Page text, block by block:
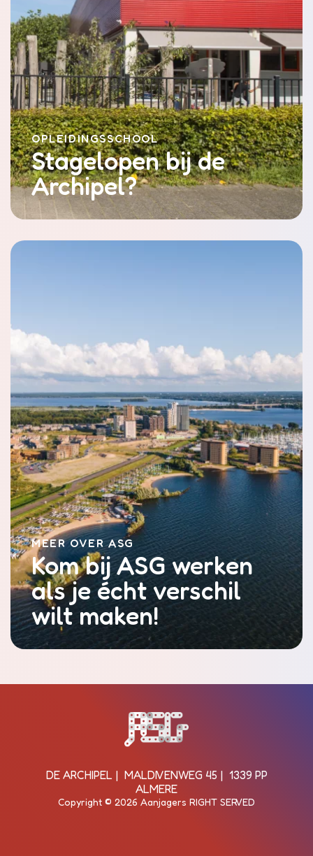
OPLEIDINGSSCHOOL
Stagelopen bij de
Archipel?
MEER OVER ASG
Kom bij ASG werken
als je écht verschil
wilt maken!
Bezoek de homepagina van de
DE ARCHIPEL MALDIVENWEG 45
1339 PP
ALMERE
Copyright © 2026 Aanjagers RIGHT SERVED